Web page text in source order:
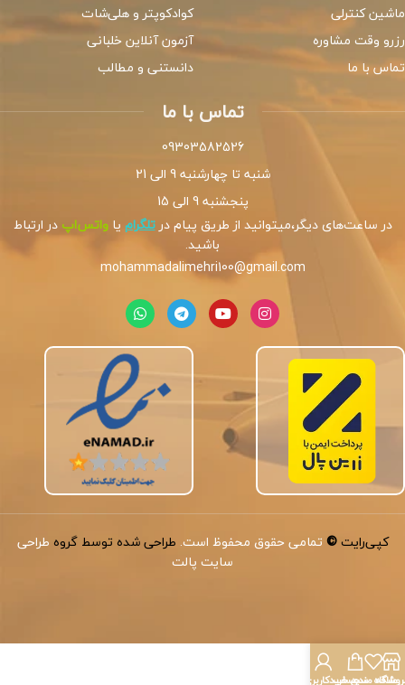
ماشین کنترلی
رزرو وقت مشاوره
تماس با ما
کوادکوپتر و هلی‌شات
آزمون آنلاین خلبانی
دانستنی و مطالب
تماس با ما
09303582526
شنبه تا چهارشنبه 9 الی 21
پنجشنبه 9 الی 15
در ساعت‌های دیگر،میتوانید از طریق پیام درتلگرام یاواتس‌اپدر ارتباط
باشید.
mohammadalimehri100@gmail.com
کپی‌رایت© تمامی حقوق محفوظ است. طراحی شده توسط گروه طراحی
سایت پالت
علاقه مندیسبد خرید
حساب کاربری من